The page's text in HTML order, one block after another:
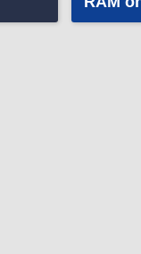
nedeni